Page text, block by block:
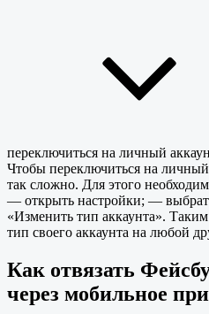
переключиться на личный
Чтобы переключиться на
так сложно. Для этого
— открыть настройки; —
«Изменить тип аккаунта».
тип своего аккаунта на любой
Как отвязать
через мобильное